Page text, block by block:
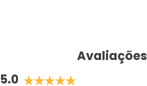
Avaliações
5.0